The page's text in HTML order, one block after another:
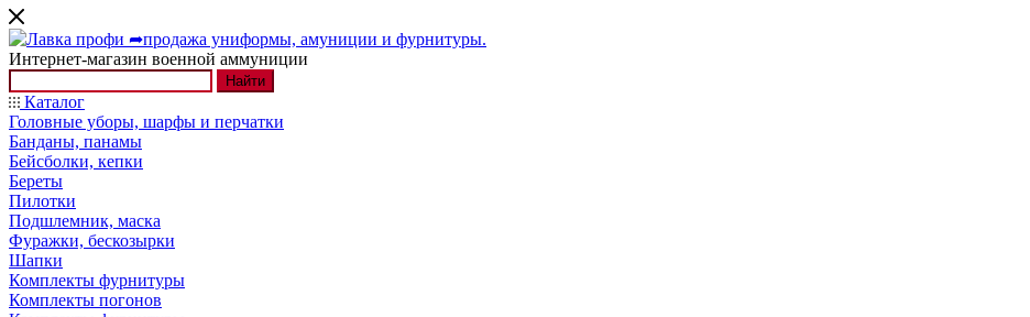
Интернет-магазин военной аммуниции
Найти
Каталог
Головные уборы, шарфы и перчатки
Банданы, панамы
Бейсболки, кепки
Береты
Пилотки
Подшлемник, маска
Фуражки, бескозырки
Шапки
Комплекты фурнитуры
Комплекты погонов